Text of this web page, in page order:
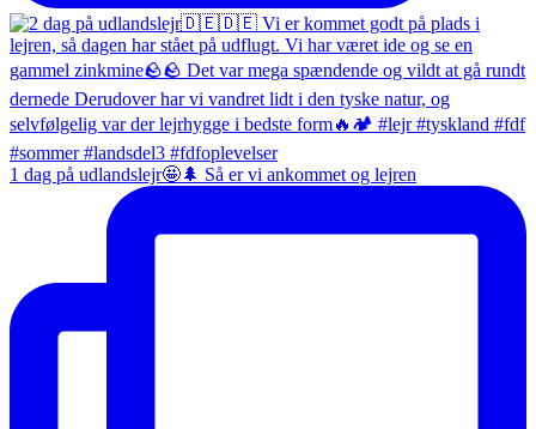
1 dag på udlandslejr🤩🌲 Så er vi ankommet og lejren